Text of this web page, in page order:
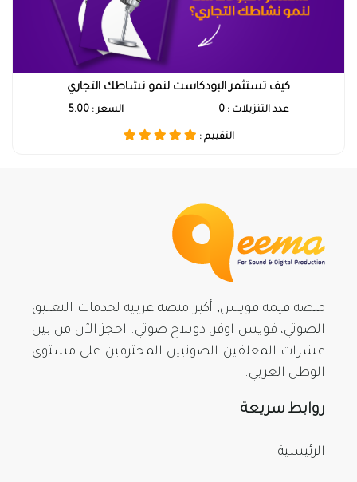
كيف تستثمر البودكاست لنمو نشاطك التجاري
عدد التنزيلات : 0 السعر : 5.00
التقييم :
منصة قيمة فويس, أكبر منصة عربية لخدمات التعليق
الصوتي، فويس اوفر، دوبلاج صوتي. احجز الآن من بينِ
عشرات المعلقين الصوتيين المحترفين على مستوى
الوطن العربي.
روابط سريعة
الرئيسية